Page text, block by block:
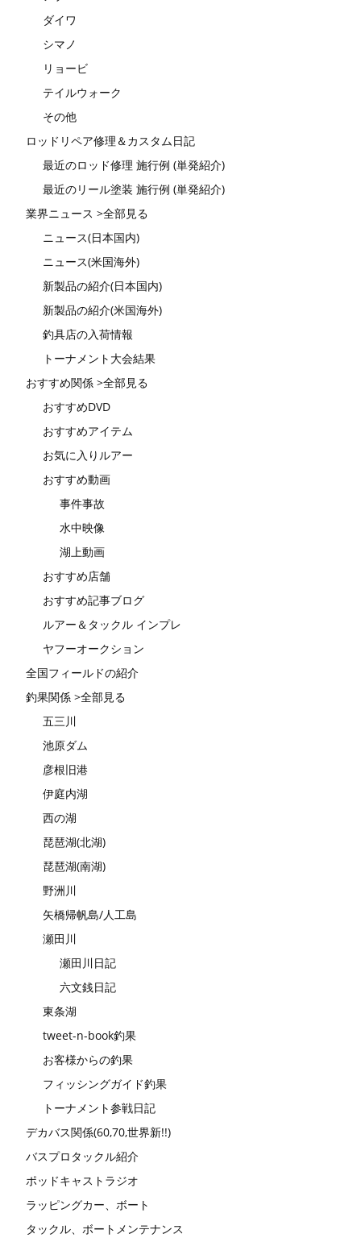
ダイワ
シマノ
リョービ
テイルウォーク
その他
ロッドリペア修理＆カスタム日記
最近のロッド修理 施行例 (単発紹介)
最近のリール塗装 施行例 (単発紹介)
業界ニュース >全部見る
ニュース(日本国内)
ニュース(米国海外)
新製品の紹介(日本国内)
新製品の紹介(米国海外)
釣具店の入荷情報
トーナメント大会結果
おすすめ関係 >全部見る
おすすめDVD
おすすめアイテム
お気に入りルアー
おすすめ動画
事件事故
水中映像
湖上動画
おすすめ店舗
おすすめ記事ブログ
ルアー＆タックル インプレ
ヤフーオークション
全国フィールドの紹介
釣果関係 >全部見る
五三川
池原ダム
彦根旧港
伊庭内湖
西の湖
琵琶湖(北湖)
琵琶湖(南湖)
野洲川
矢橋帰帆島/人工島
瀬田川
瀬田川日記
六文銭日記
東条湖
tweet-n-book釣果
お客様からの釣果
フィッシングガイド釣果
トーナメント参戦日記
デカバス関係(60,70,世界新!!)
バスプロタックル紹介
ポッドキャストラジオ
ラッピングカー、ボート
タックル、ボートメンテナンス